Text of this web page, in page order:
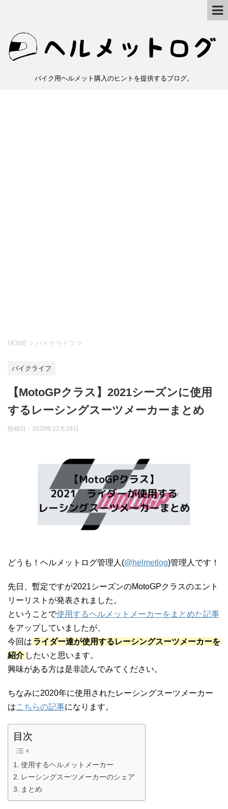
バイク用ヘルメット購入のヒントを提供するブログ。
HOME > バイクライフ >
バイクライフ
【MotoGPクラス】2021シーズンに使用
するレーシングスーツメーカーまとめ
投稿日： 2020年12月28日
どうも！ヘルメットログ管理人(@helmetlog)管理人です！
先日、暫定ですが2021シーズンのMotoGPクラスのエント
リーリストが発表されました。
ということで使用するヘルメットメーカーをまとめた記事
をアップしていましたが、
今回は ライダー達が使用するレーシングスーツメーカーを
紹介 したいと思います。
興味がある方は是非読んでみてください。
ちなみに2020年に使用されたレーシングスーツメーカー
はこちらの記事になります。
目次
使用するヘルメットメーカー
レーシングスーツメーカーのシェア
まとめ